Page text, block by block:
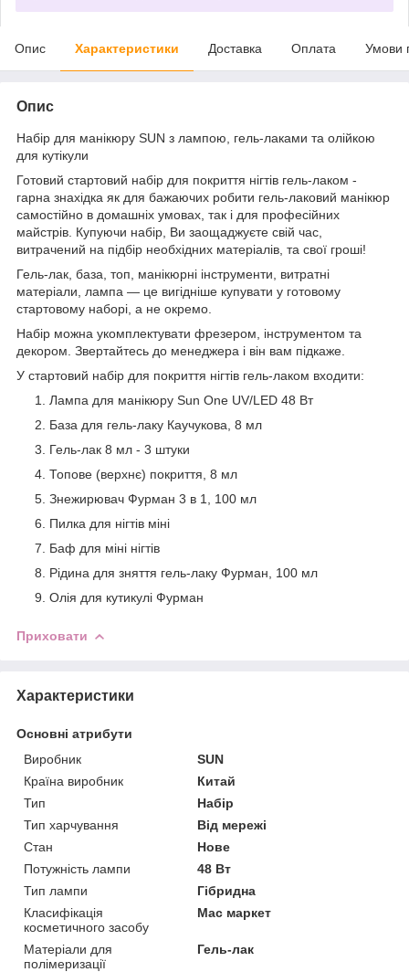
Опис Характеристики Доставка Оплата Умови
Опис
Набір для манікюру SUN з лампою, гель-лаками та олійкою
для кутікули
Готовий стартовий набір для покриття нігтів гель-лаком -
гарна знахідка як для бажаючих робити гель-лаковий манікюр
самостійно в домашніх умовах, так і для професійних
майстрів. Купуючи набір, Ви заощаджуєте свій час,
витрачений на підбір необхідних матеріалів, та свої гроші!
Гель-лак, база, топ, манікюрні інструменти, витратні
матеріали, лампа — це вигідніше купувати у готовому
стартовому наборі, а не окремо.
Набір можна укомплектувати фрезером, інструментом та
декором. Звертайтесь до менеджера і він вам підкаже.
У стартовий набір для покриття нігтів гель-лаком входити:
Лампа для манікюру Sun One UV/LED 48 Вт
База для гель-лаку Каучукова, 8 мл
Гель-лак 8 мл - 3 штуки
Топове (верхнє) покриття, 8 мл
Знежирювач Фурман 3 в 1, 100 мл
Пилка для нігтів міні
Баф для міні нігтів
Рідина для зняття гель-лаку Фурман, 100 мл
Олія для кутикулі Фурман
Приховати
Характеристики
Основні атрибути
Виробник
SUN
Країна виробник
Китай
Тип
Набір
Тип харчування
Від мережі
Стан
Нове
Потужність лампи
48 Вт
Тип лампи
Гібридна
Класифікація
косметичного засобу
Мас маркет
Матеріали для
полімеризації
Гель-лак